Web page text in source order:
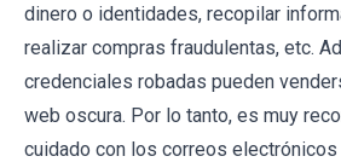
dinero o identidades, recopilar
realizar compras fraudulentas, etc.
credenciales robadas pueden
web oscura. Por lo tanto, es muy
cuidado con los correos